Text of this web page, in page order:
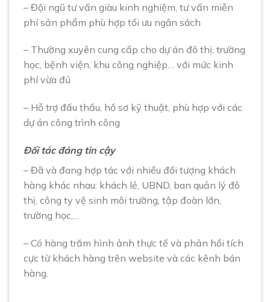
– Đội ngũ tư vấn giàu kinh nghiệm, tư vấn miễn
phí sản phẩm phù hợp tối ưu ngân sách
– Thường xuyên cung cấp cho dự án đô thị, trường
học, bệnh viện, khu công nghiệp… với mức kinh
phí vừa đủ
– Hỗ trợ đấu thầu, hồ sơ kỹ thuật, phù hợp với các
dự án công trình công
Đối tác đáng tin cậy
– Đã và đang hợp tác với nhiều đối tượng khách
hàng khác nhau: khách lẻ, UBND, ban quản lý đô
thị, công ty vệ sinh môi trường, tập đoàn lớn,
trường học,…
– Có hàng trăm hình ảnh thực tế và phản hồi tích
cực từ khách hàng trên website và các kênh bán
hàng.